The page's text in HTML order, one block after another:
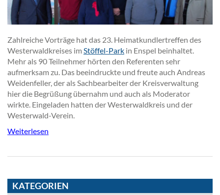
Zahlreiche Vorträge hat das 23. Heimatkundlertreffen des
Westerwaldkreises im Stöffel-Park in Enspel beinhaltet.
Mehr als 90 Teilnehmer hörten den Referenten sehr
aufmerksam zu. Das beeindruckte und freute auch Andreas
Weidenfeller, der als Sachbearbeiter der Kreisverwaltung
hier die Begrüßung übernahm und auch als Moderator
wirkte. Eingeladen hatten der Westerwaldkreis und der
Westerwald-Verein.
Weiterlesen
KATEGORIEN